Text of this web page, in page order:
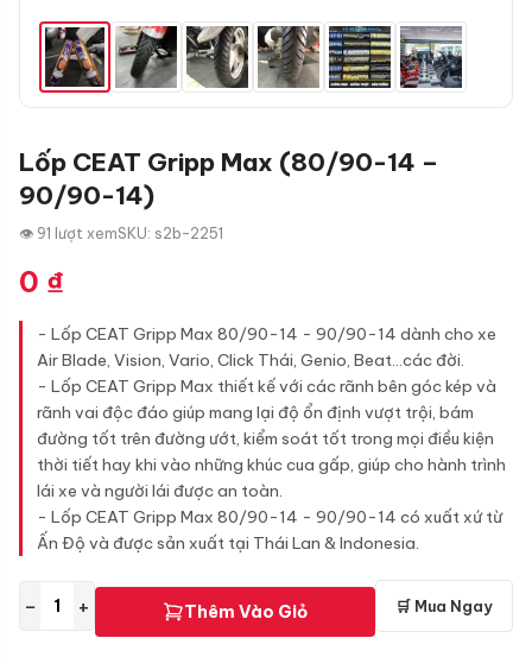
Lốp CEAT Gripp Max (80/90-14 –
90/90-14)
👁 91 lượt xemSKU: s2b-2251
0 ₫
- Lốp CEAT Gripp Max 80/90-14 - 90/90-14 dành cho xe
Air Blade, Vision, Vario, Click Thái, Genio, Beat...các đời.
- Lốp CEAT Gripp Max thiết kế với các rãnh bên góc kép và
rãnh vai độc đáo giúp mang lại độ ổn định vượt trội, bám
đường tốt trên đường ướt, kiểm soát tốt trong mọi điều kiện
thời tiết hay khi vào những khúc cua gấp, giúp cho hành trình
lái xe và người lái được an toàn.
- Lốp CEAT Gripp Max 80/90-14 - 90/90-14 có xuất xứ từ
Ấn Độ và được sản xuất tại Thái Lan & Indonesia.
− + Thêm Vào Giỏ 🛒 Mua Ngay